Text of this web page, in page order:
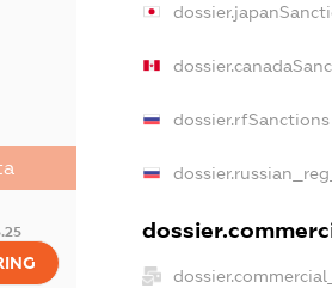
dossier.rfSanctions